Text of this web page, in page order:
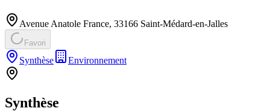
Avenue Anatole France, 33166 Saint-Médard-en-Jalles
Favori
Synthèse Environnement
Synthèse